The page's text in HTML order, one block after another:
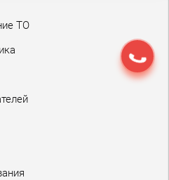
ТО